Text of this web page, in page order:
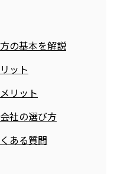
の基本を解説
ット
リット
社の選び方
ある質問